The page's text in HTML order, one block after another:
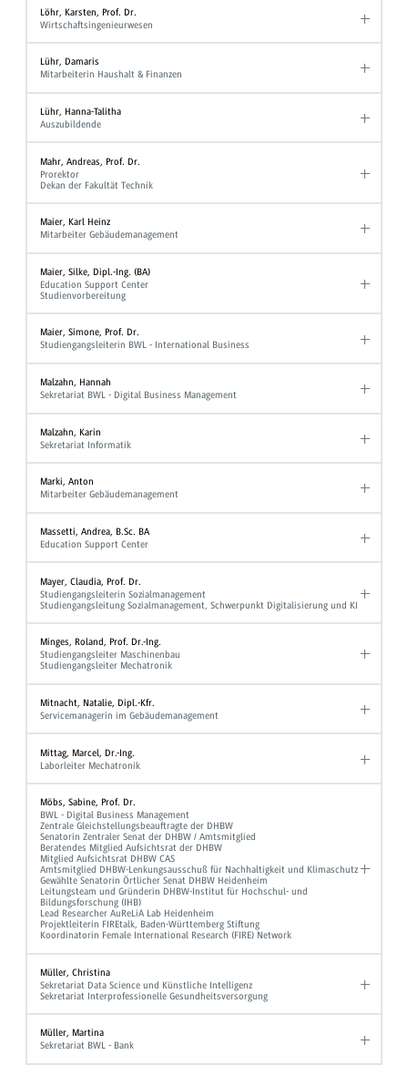
Löhr, Karsten, Prof. Dr.
Wirtschaftsingenieurwesen
Lühr, Damaris
Mitarbeiterin Haushalt & Finanzen
Lühr, Hanna-Talitha
Auszubildende
Mahr, Andreas, Prof. Dr.
Prorektor
Dekan der Fakultät Technik
Maier, Karl Heinz
Mitarbeiter Gebäudemanagement
Maier, Silke, Dipl.-Ing. (BA)
Education Support Center
Studienvorbereitung
Maier, Simone, Prof. Dr.
Studiengangsleiterin BWL - International Business
Malzahn, Hannah
Sekretariat BWL - Digital Business Management
Malzahn, Karin
Sekretariat Informatik
Marki, Anton
Mitarbeiter Gebäudemanagement
Massetti, Andrea, B.Sc. BA
Education Support Center
Mayer, Claudia, Prof. Dr.
Studiengangsleiterin Sozialmanagement
Studiengangsleitung Sozialmanagement, Schwerpunkt Digitalisierung und KI
Minges, Roland, Prof. Dr.-Ing.
Studiengangsleiter Maschinenbau
Studiengangsleiter Mechatronik
Mitnacht, Natalie, Dipl.-Kfr.
Servicemanagerin im Gebäudemanagement
Mittag, Marcel, Dr.-Ing.
Laborleiter Mechatronik
Möbs, Sabine, Prof. Dr.
BWL - Digital Business Management
Zentrale Gleichstellungsbeauftragte der DHBW
Senatorin Zentraler Senat der DHBW / Amtsmitglied
Beratendes Mitglied Aufsichtsrat der DHBW
Mitglied Aufsichtsrat DHBW CAS
Amtsmitglied DHBW-Lenkungsausschuß für Nachhaltigkeit und Klimaschutz
Gewählte Senatorin Örtlicher Senat DHBW Heidenheim
Leitungsteam und Gründerin DHBW-Institut für Hochschul- und
Bildungsforschung (IHB)
Lead Researcher AuReLiA Lab Heidenheim
Projektleiterin FIREtalk, Baden-Württemberg Stiftung
Koordinatorin Female International Research (FIRE) Network
Müller, Christina
Sekretariat Data Science und Künstliche Intelligenz
Sekretariat Interprofessionelle Gesundheitsversorgung
Müller, Martina
Sekretariat BWL - Bank